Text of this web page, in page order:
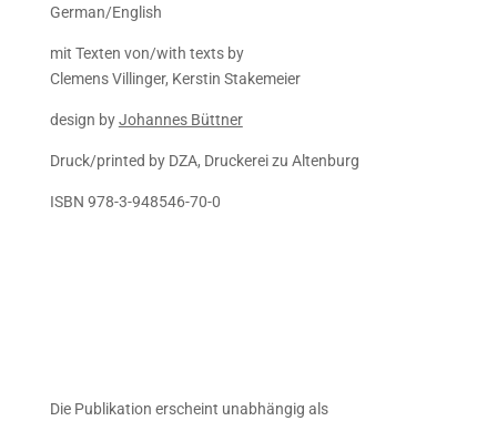
German/English
mit Texten von/with texts by
Clemens Villinger, Kerstin Stakemeier
design byJohannes Büttner
Druck/printed by DZA, Druckerei zu Altenburg
ISBN 978-3-948546-70-0
Die Publikation erscheint unabhängig als